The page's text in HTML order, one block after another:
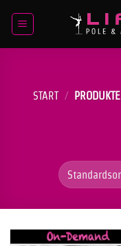
Inhalt
START /